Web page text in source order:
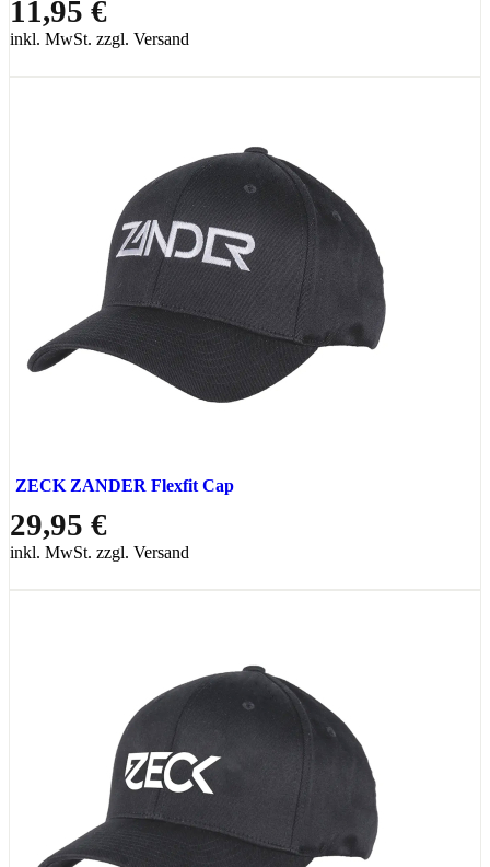
11,95 €
inkl. MwSt. zzgl. Versand
ZECK ZANDER Flexfit Cap
29,95 €
inkl. MwSt. zzgl. Versand